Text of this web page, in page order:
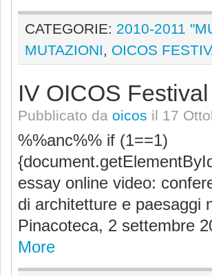
CATEGORIE: 2010-2011
MUTAZIONI, OICOS
IV OICOS
Pubblicato da oicos il 17
%%anc%% if (1==1)
essay online video:
di architetture e paesaggi
Pinacoteca, 2 settembre
More